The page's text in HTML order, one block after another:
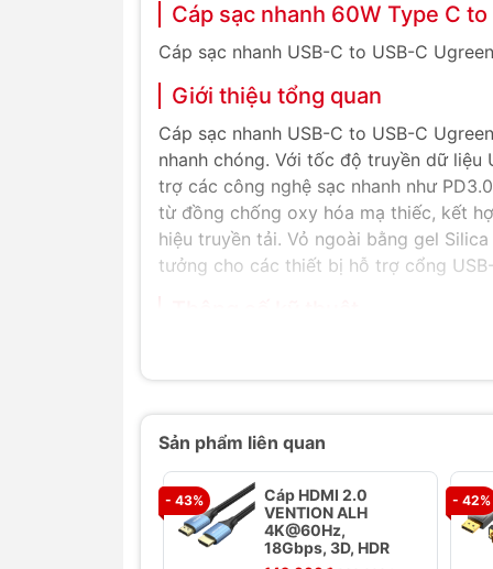
Cáp sạc nhanh 60W Type C to
Cáp sạc nhanh USB-C to USB-C
Giới thiệu tổng quan
Cáp sạc nhanh USB-C to USB-C
nhanh chóng. Với tốc độ truyền dữ liệu
trợ các công nghệ sạc nhanh như
từ đồng chống oxy hóa mạ thiếc, kết
hiệu truyền tải. Vỏ ngoài bằng gel
tưởng cho các thiết bị hỗ trợ cổng
USB 2.0 tốc độ lên tới 480Mbps
Sạc nhanh 3A
Hỗ trợ PD3.0/QC4.0/FCP(tối đa
Lõi dây: đồng Chống oxy mạ thiếc
Nhiều tấm chắn bên trong
Sản phẩm liên quan
- 43%
Cáp HDMI 2.0
VENTION ALH
4K@60Hz,
18Gbps, 3D, HDR
- 42%